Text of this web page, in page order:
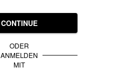
CONTINUE
ODER
ANMELDEN
MIT